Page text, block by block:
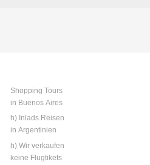
Shopping Tours
in Buenos Aires
h) Inlads Reisen
in Argentinien
h) Wir verkaufen
keine Flugtikets